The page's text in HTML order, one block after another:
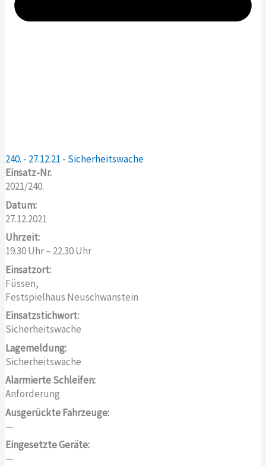
240. - 27.12.21 - Sicherheitswache
Einsatz-Nr.
2021/240.
Datum:
27.12.2021
Uhrzeit:
19.30 Uhr – 22.30 Uhr
Einsatzort:
Füssen,
Festspielhaus Neuschwanstein
Einsatzstichwort:
Sicherheitswache
Lagemeldung:
Sicherheitswache
Alarmierte Schleifen:
Anforderung
Ausgerückte Fahrzeuge:
—
Eingesetzte Geräte:
—